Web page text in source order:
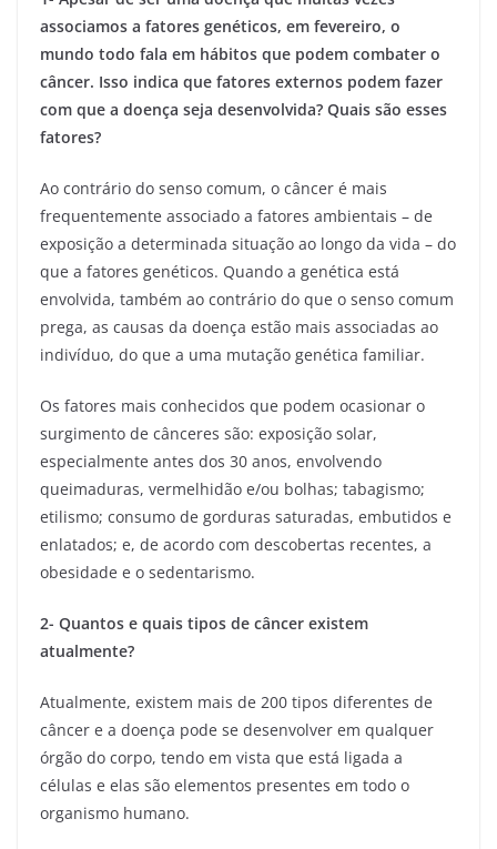
associamos a fatores genéticos, em fevereiro, o
mundo todo fala em hábitos que podem combater o
câncer. Isso indica que fatores externos podem fazer
com que a doença seja desenvolvida? Quais são esses
fatores?
Ao contrário do senso comum, o câncer é mais
frequentemente associado a fatores ambientais – de
exposição a determinada situação ao longo da vida – do
que a fatores genéticos. Quando a genética está
envolvida, também ao contrário do que o senso comum
prega, as causas da doença estão mais associadas ao
indivíduo, do que a uma mutação genética familiar.
Os fatores mais conhecidos que podem ocasionar o
surgimento de cânceres são: exposição solar,
especialmente antes dos 30 anos, envolvendo
queimaduras, vermelhidão e/ou bolhas; tabagismo;
etilismo; consumo de gorduras saturadas, embutidos e
enlatados; e, de acordo com descobertas recentes, a
obesidade e o sedentarismo.
2- Quantos e quais tipos de câncer existem
atualmente?
Atualmente, existem mais de 200 tipos diferentes de
câncer e a doença pode se desenvolver em qualquer
órgão do corpo, tendo em vista que está ligada a
células e elas são elementos presentes em todo o
organismo humano.